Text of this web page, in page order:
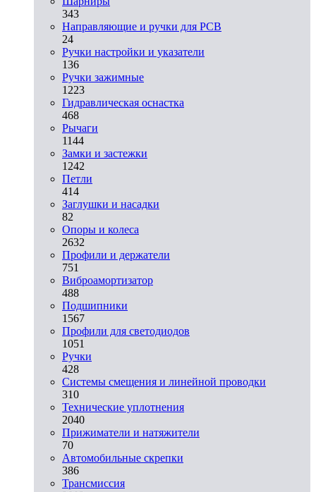
343
Направляющие и ручки для PCB
24
Ручки настройки и указатели
136
Ручки зажимные
1223
Гидравлическая оснастка
468
Рычаги
1144
Замки и застежки
1242
Петли
414
Заглушки и насадки
82
Опоры и колеса
2632
Профили и держатели
751
Виброамортизатор
488
Подшипники
1567
Профили для светодиодов
1051
Ручки
428
Системы смещения и линейной проводки
310
Технические уплотнения
2040
Прижиматели и натяжители
70
Автомобильные скрепки
386
Трансмиссия